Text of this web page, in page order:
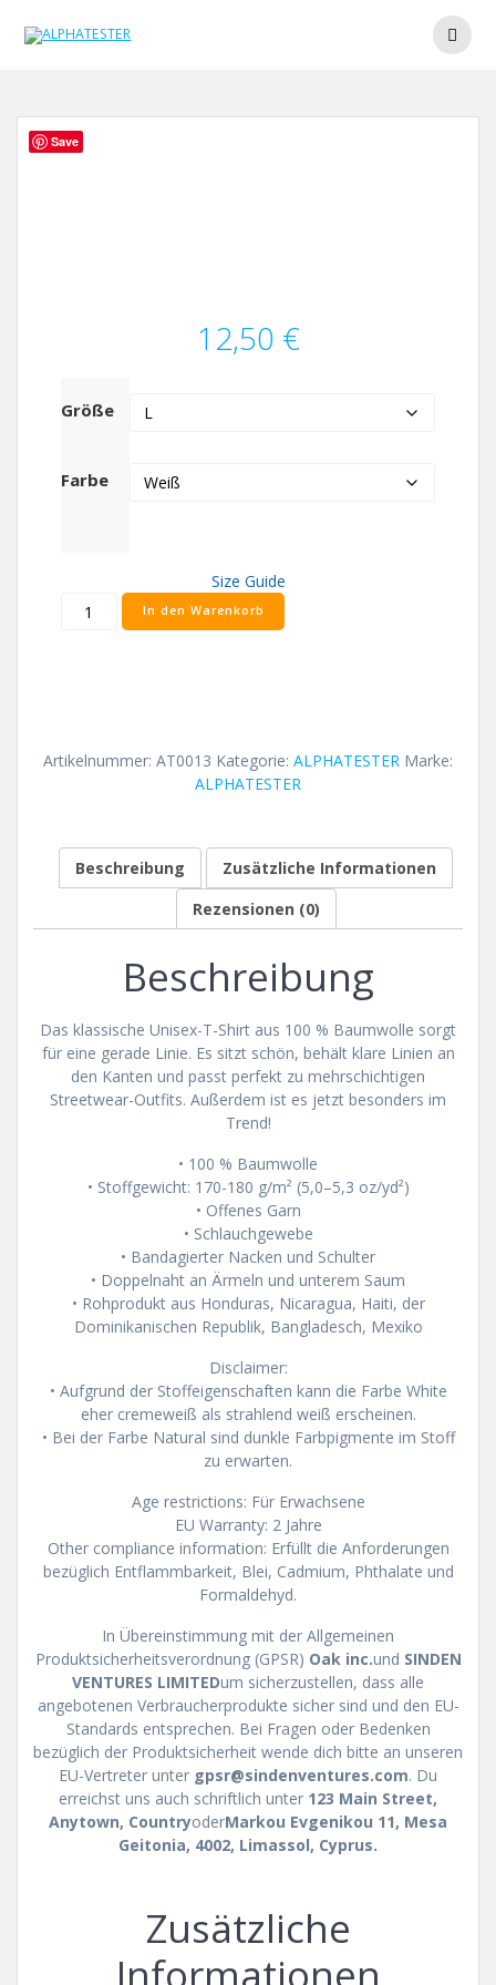
Save
12,50 €
Größe
Farbe
Size Guide
ALPHATESTER
Zombie
In den Warenkorb
Artikelnummer: AT0013 Kategorie: ALPHATESTER Marke:
ALPHATESTER
Beschreibung
Zusätzliche Informationen
Rezensionen (0)
Beschreibung
Das klassische Unisex-T-Shirt aus 100 % Baumwolle sorgt
für eine gerade Linie. Es sitzt schön, behält klare Linien an
den Kanten und passt perfekt zu mehrschichtigen
Streetwear-Outfits. Außerdem ist es jetzt besonders im
Trend!
• 100 % Baumwolle
• Stoffgewicht: 170-180 g/m² (5,0–5,3 oz/yd²)
• Offenes Garn
• Schlauchgewebe
• Bandagierter Nacken und Schulter
• Doppelnaht an Ärmeln und unterem Saum
• Rohprodukt aus Honduras, Nicaragua, Haiti, der
Dominikanischen Republik, Bangladesch, Mexiko
Disclaimer:
• Aufgrund der Stoffeigenschaften kann die Farbe White
eher cremeweiß als strahlend weiß erscheinen.
• Bei der Farbe Natural sind dunkle Farbpigmente im Stoff
zu erwarten.
Age restrictions: Für Erwachsene
EU Warranty: 2 Jahre
Other compliance information: Erfüllt die Anforderungen
bezüglich Entflammbarkeit, Blei, Cadmium, Phthalate und
Formaldehyd.
In Übereinstimmung mit der Allgemeinen
Produktsicherheitsverordnung (GPSR) Oak inc.und SINDEN
VENTURES LIMITEDum sicherzustellen, dass alle
angebotenen Verbraucherprodukte sicher sind und den EU-
Standards entsprechen. Bei Fragen oder Bedenken
bezüglich der Produktsicherheit wende dich bitte an unseren
EU-Vertreter unter gpsr@sindenventures.com. Du
erreichst uns auch schriftlich unter 123 Main Street,
Anytown, CountryoderMarkou Evgenikou 11, Mesa
Geitonia, 4002, Limassol, Cyprus.
Zusätzliche